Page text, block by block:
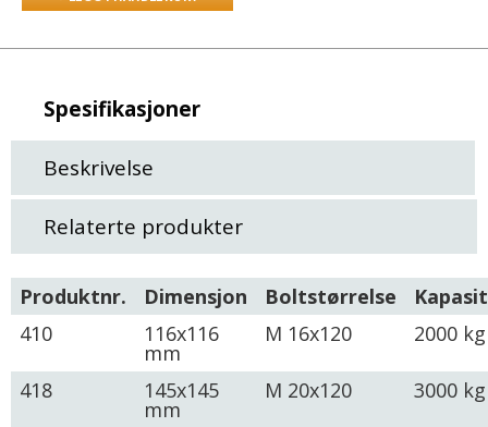
Spesifikasjoner
Beskrivelse
Relaterte produkter
Produktnr. Dimensjon Boltstørrelse
410
116x116
mm
M 16x120 2000 kg
418 145x145
mm
M 20x120 3000 kg